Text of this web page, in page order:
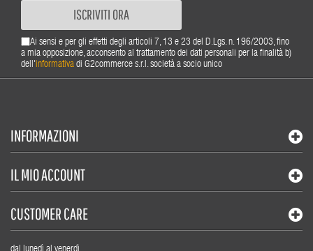
ISCRIVITI ORA
Ai sensi e per gli effetti degli articoli 7, 13 e 23 del D.Lgs. n. 196/2003, fino
a mia opposizione, acconsento al trattamento dei dati personali per la finalità b)
dell'informativa di G2commerce s.r.l. società a socio unico
INFORMAZIONI
IL MIO ACCOUNT
CUSTOMER CARE